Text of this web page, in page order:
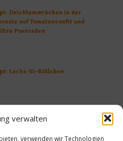
verwalten
verwenden wir Technologien
Deichlammrücken in der
auf Tomatenconfit und
Poveraden
Lachs-Ei-Röllchen